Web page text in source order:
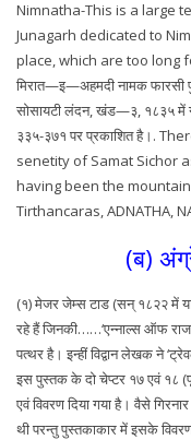
Nimnatha-This is a large
Junagarh dedicated to
place, which are too long
मिरात—इ—अहमदी नामक फारसी
सोसायटी लंदन, खंड—३, १८३५ में
३३५-३७१ पर प्रकाशित है।.
senetity of Samat Sichor
having been the
Tirthancaras, ADNATHA,
(ब)
(१) मेजर जेम्स टाड (सन् १८२२ में
रहे हैं जिनकी……‘एन्नाल्स ऑफ
पत्थर है। इन्हीं विद्वान लेखक ने
इस पुस्तक के दो चेप्टर १७ एवं १८
एवं विवरण दिया गया है। वैसे
थी परन्तु पुस्तकाकार में इसके